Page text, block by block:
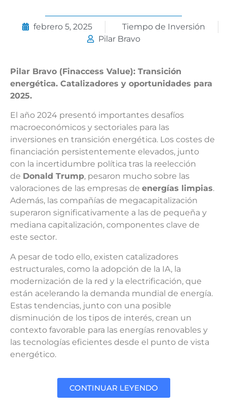
febrero 5, 2025
Tiempo de Inversión
Pilar Bravo
Pilar Bravo (Finaccess Value): Transición
energética. Catalizadores y oportunidades para
2025.
El año 2024 presentó importantes desafíos
macroeconómicos y sectoriales para las
inversiones en transición energética. Los costes de
financiación persistentemente elevados, junto
con la incertidumbre política tras la reelección
de Donald Trump, pesaron mucho sobre las
valoraciones de las empresas de energías limpias.
Además, las compañías de megacapitalización
superaron significativamente a las de pequeña y
mediana capitalización, componentes clave de
este sector.
A pesar de todo ello, existen catalizadores
estructurales, como la adopción de la IA, la
modernización de la red y la electrificación, que
están acelerando la demanda mundial de energía.
Estas tendencias, junto con una posible
disminución de los tipos de interés, crean un
contexto favorable para las energías renovables y
las tecnologías eficientes desde el punto de vista
energético.
CONTINUAR LEYENDO